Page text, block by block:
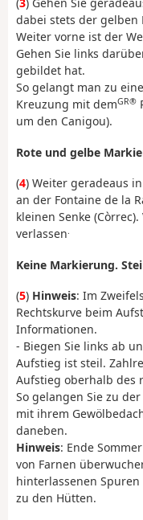
(3) Gehen Sie
dabei stets der gelben
Weiter vorne ist der
Gehen Sie links
gebildet hat.
So gelangt man zu
Kreuzung mit demGR®
um den Canigou).
Rote und gelbe
(4) Weiter geradeaus
an der Fontaine de la
kleinen Senke
verlassen.
Keine Markierung.
(5) Hinweis: Im
Rechtskurve beim
Informationen.
- Biegen Sie links ab
Aufstieg ist steil.
Aufstieg oberhalb des
So gelangen Sie zu
mit ihrem
daneben.
Hinweis: Ende
von Farnen
hinterlassenen
zu den Hütten.